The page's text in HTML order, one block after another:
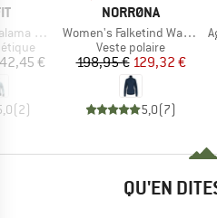
Jacket
€
(2)
MARQUE
NORRØNA
Article
Women's Falketind Warm1 Jacket
Product group
Veste polaire
Prix
198,95 €Prix réduit
129,32 €
5,0(7)
QU'EN